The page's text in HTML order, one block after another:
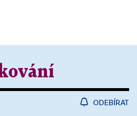
ODEBÍRAT